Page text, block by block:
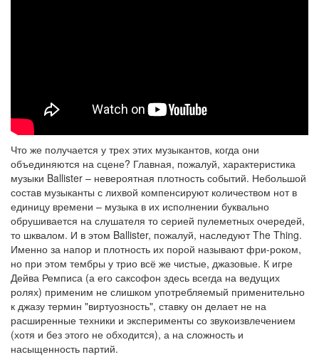
Что же получается у трех этих музыкантов, когда они
объединяются на сцене? Главная, пожалуй, характеристика
музыки Ballister – невероятная плотность событий. Небольшой
состав музыканты с лихвой компенсируют количеством нот в
единицу времени – музыка в их исполнении буквально
обрушивается на слушателя то серией пулеметных очередей,
то шквалом. И в этом Ballister, пожалуй, наследуют The Thing.
Именно за напор и плотность их порой называют фри-роком,
но при этом тембры у трио всё же чистые, джазовые. К игре
Дейва Ремписа (а его саксофон здесь всегда на ведущих
ролях) применим не слишком употребляемый применительно
к джазу термин "виртуозность", ставку он делает не на
расширенные техники и эксперименты со звукоизвлечением
(хотя и без этого не обходится), а на сложность и
насыщенность партий.